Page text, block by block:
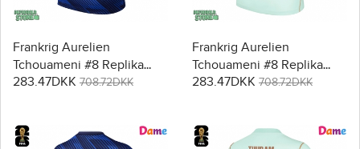
Frankrig Aurelien
Tchouameni #8 Replika
Hjemmebanetrøje Dame
283.47DKK 708.72DKK
Frankrig Aurelien
Tchouameni #8 Replika
Udebanetrøje Dame VM
283.47DKK 708.72DKK